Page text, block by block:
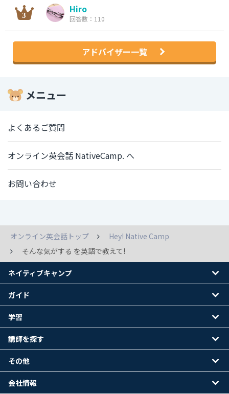
Hiro
回答数：110
アドバイザー一覧
メニュー
よくあるご質問
オンライン英会話 NativeCamp. へ
お問い合わせ
オンライン英会話トップ
Hey! Native Camp
そんな気がする を英語で教えて!
ネイティブキャンプ
ガイド
学習
講師を探す
その他
会社情報